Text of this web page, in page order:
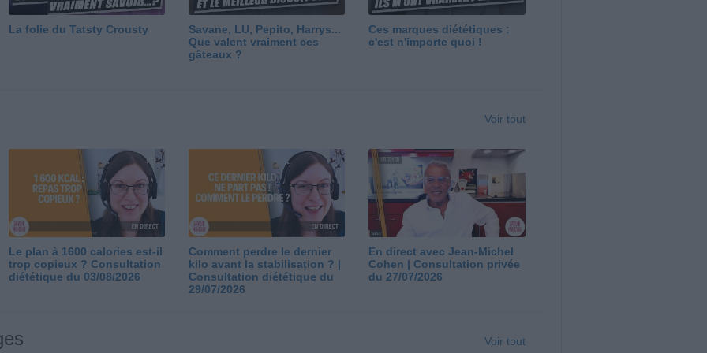
La folie du Tatsty Crousty
Savane, LU, Pepito, Harrys...
Que valent vraiment ces
gâteaux ?
Ces marques diététiques :
c'est n'importe quoi !
Voir tout
Le plan à 1600 calories est-il
trop copieux ? Consultation
diététique du 03/08/2026
Comment perdre le dernier
kilo avant la stabilisation ? |
Consultation diététique du
29/07/2026
En direct avec Jean-Michel
Cohen | Consultation privée
du 27/07/2026
Voir tout